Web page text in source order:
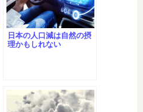
日本の人口減は自然の摂
理かもしれない